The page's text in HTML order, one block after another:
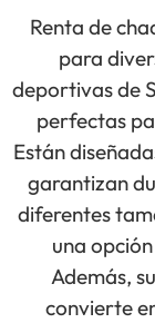
Renta de
para
deportivas de
perfectas
Están
garantizan
diferentes
una
Además,
convierte